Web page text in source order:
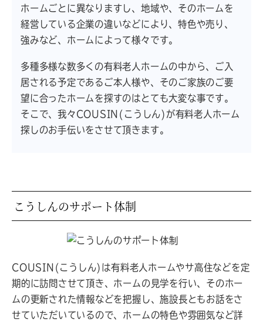
ホームごとに異なりますし、地域や、そのホームを
経営している企業の違いなどにより、特色や売り、
強みなど、ホームによって様々です。
多種多様な数多くの有料老人ホームの中から、ご入
居される予定であるご本人様や、そのご家族のご要
望に合ったホームを探すのはとても大変な事です。
そこで、我々COUSIN(こうしん)が有料老人ホーム
探しのお手伝いをさせて頂きます。
こうしんのサポート体制
COUSIN(こうしん)は有料老人ホームやサ高住などを定
期的に訪問させて頂き、ホームの見学を行い、そのホー
ムの更新された情報などを把握し、施設長ともお話をさ
せていただいているので、ホームの特色や雰囲気など詳